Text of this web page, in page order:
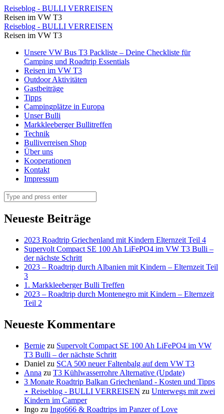
Badestelle
⋆
Reiseblog
BULLI
VERREISEN
Reiseblog - BULLI VERREISEN
Reisen im VW T3
Badestelle
⋆
Reiseblog
BULLI
VERREISEN
Reiseblog - BULLI VERREISEN
Reisen im VW T3
Skip
content
Unsere VW Bus T3 Packliste – Deine Checkliste für
Camping und Roadtrip Essentials
Reisen im VW T3
Outdoor Aktivitäten
Gastbeiträge
Tipps
Campingplätze in Europa
Unser Bulli
Markkleeberger Bullitreffen
Technik
Bulliverreisen Shop
Über uns
Kooperationen
Kontakt
Impressum
Search
Neueste Beiträge
2023 Roadtrip Griechenland mit Kindern Elternzeit Teil 4
Supervolt Compact SE 100 Ah LiFePO4 im VW T3 Bulli –
der nächste Schritt
2023 – Roadtrip durch Albanien mit Kindern – Elternzeit Teil
3
1. Markkleeberger Bulli Treffen
2023 – Roadtrip durch Montenegro mit Kindern – Elternzeit
Teil 2
Neueste Kommentare
Bernie zu Supervolt Compact SE 100 Ah LiFePO4 im VW
T3 Bulli – der nächste Schritt
Daniel zu SCA 500 neuer Faltenbalg auf dem VW T3
Anna zu T3 Kühlwasserrohre Alternative (Update)
3 Monate Roadtrip Balkan Griechenland - Kosten und Tipps
⋆ Reiseblog - BULLI VERREISEN zu Unterwegs mit zwei
Kindern im Camper
Ingo zu Ingo666 & Roadtrips im Panzer of Love